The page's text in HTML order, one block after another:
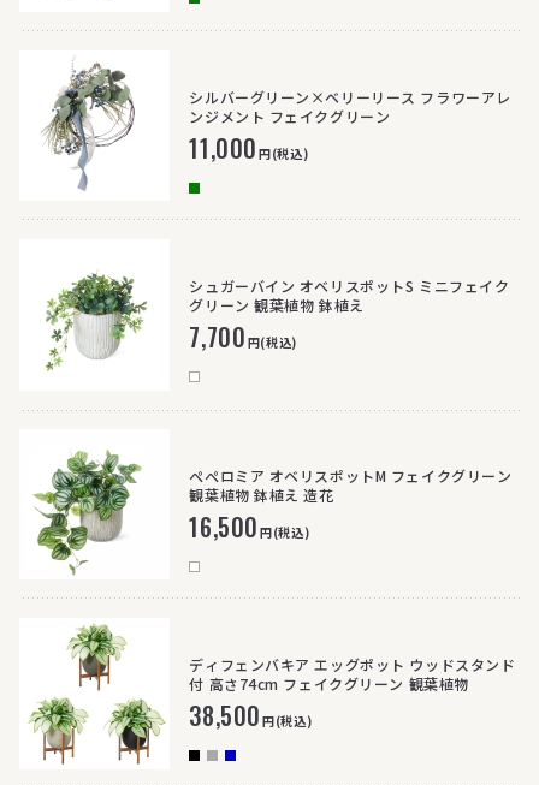
シルバーグリーン×ベリーリース フラワーアレ
ンジメント フェイクグリーン
11,000円(税込)
シュガーバイン オベリスポットS ミニフェイク
グリーン 観葉植物 鉢植え
7,700円(税込)
ぺぺロミア オベリスポットM フェイクグリーン
観葉植物 鉢植え 造花
16,500円(税込)
ディフェンバキア エッグポット ウッドスタンド
付 高さ74cm フェイクグリーン 観葉植物
38,500円(税込)